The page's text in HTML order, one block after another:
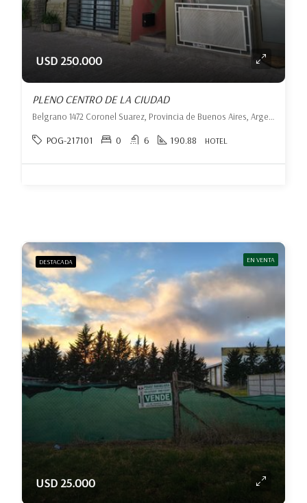
USD 250.000
PLENO CENTRO DE LA CIUDAD
POG-217101 0 6 190.88 HOTEL
DESTACADA EN VENTA
USD 25.000